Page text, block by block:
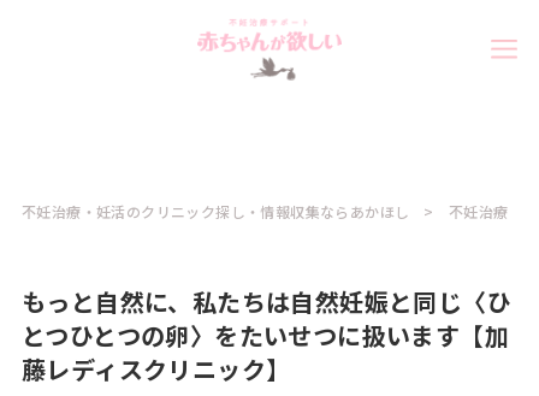
不妊治療・妊活のクリニック探し・情報収集ならあかほし 不妊治療
もっと自然に、私たちは自然妊娠と同じ〈ひ
とつひとつの卵〉をたいせつに扱います【加
藤レディスクリニック】